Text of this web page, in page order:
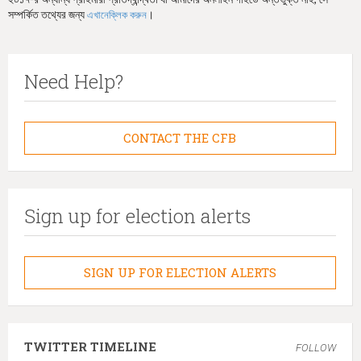
সম্পর্কিত তথ্যের জন্যএখানেক্লিক করুন ।
Need Help?
CONTACT THE CFB
Sign up for election alerts
SIGN UP FOR ELECTION ALERTS
TWITTER TIMELINE FOLLOW